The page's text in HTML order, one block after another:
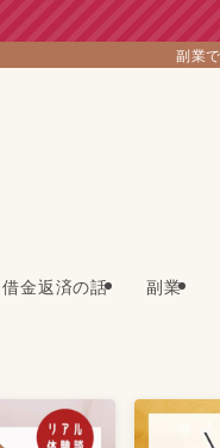
副業
借金返済の話 副業